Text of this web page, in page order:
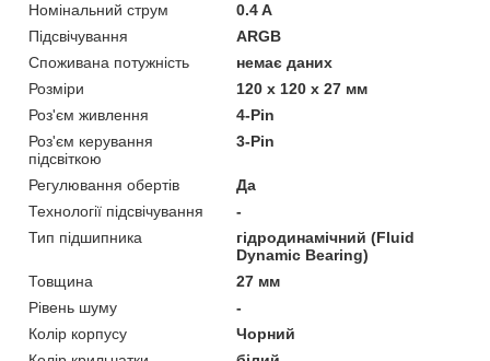
Номінальний струм
0.4 A
Підсвічування
ARGB
Споживана потужність
немає даних
Розміри
120 х 120 х 27 мм
Роз'єм живлення
4-Pin
Роз'єм керування
підсвіткою
3-Pin
Регулювання обертів
Да
Технології підсвічування
-
Тип підшипника
гідродинамічний (Fluid
Dynamic Bearing)
Товщина
27 мм
Рівень шуму
-
Колір корпусу
Чорний